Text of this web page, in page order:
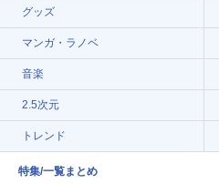
グッズ
マンガ・ラノベ
音楽
2.5次元
トレンド
特集/一覧まとめ